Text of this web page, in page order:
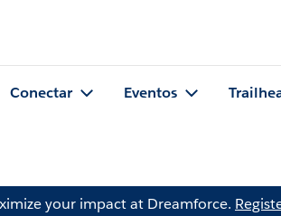
Conectar Eventos
your impact at Dreamforce.